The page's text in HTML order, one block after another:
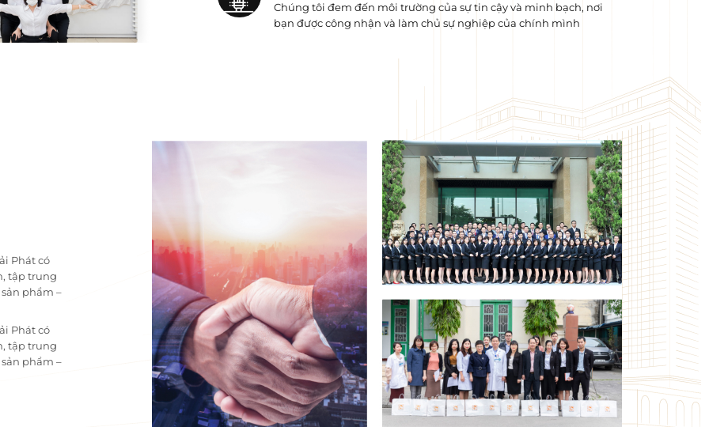
Chúng tôi đem đến môi trường của sự tin cậy và minh bạch, nơi
bạn được công nhận và làm chủ sự nghiệp của chính mình
Phát có
tập trung
phẩm –
Phát có
tập trung
phẩm –